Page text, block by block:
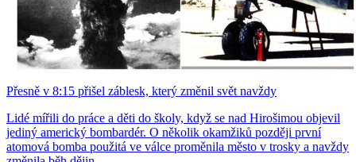
Přesně v 8:15 přišel záblesk, který změnil svět navždy
Lidé mířili do práce a děti do školy, když se nad Hirošimou objevil
jediný americký bombardér. O několik okamžiků později první
atomová bomba použitá ve válce proměnila město v trosky a navždy